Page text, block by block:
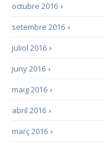
›
octubre 2016
›
setembre 2016
›
juliol 2016
›
juny 2016
›
maig 2016
›
abril 2016
›
març 2016